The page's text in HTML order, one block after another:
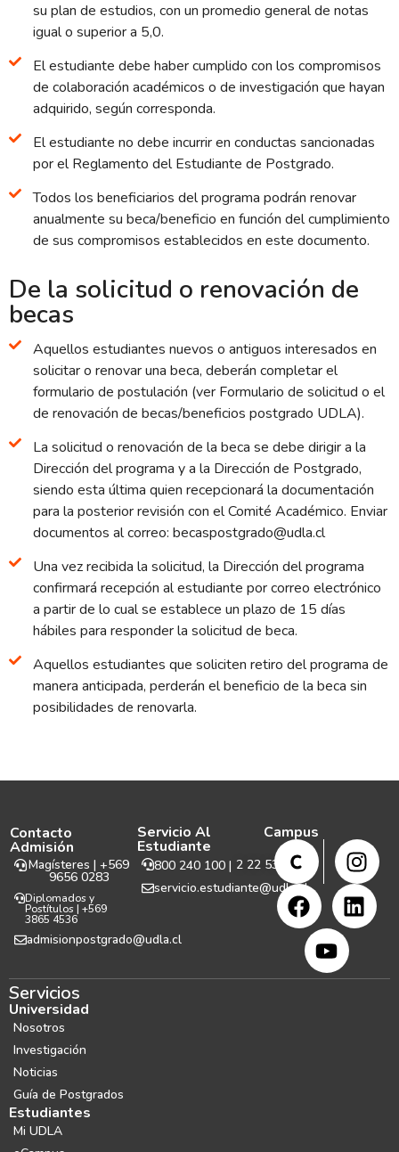
su plan de estudios, con un promedio general de notas
igual o superior a 5,0.
El estudiante debe haber cumplido con los compromisos
de colaboración académicos o de investigación que hayan
adquirido, según corresponda.
El estudiante no debe incurrir en conductas sancionadas
por el Reglamento del Estudiante de Postgrado.
Todos los beneficiarios del programa podrán renovar
anualmente su beca/beneficio en función del cumplimiento
de sus compromisos establecidos en este documento.
De la solicitud o renovación de
becas
Aquellos estudiantes nuevos o antiguos interesados en
solicitar o renovar una beca, deberán completar el
formulario de postulación (ver Formulario de solicitud o el
de renovación de becas/beneficios postgrado UDLA).
La solicitud o renovación de la beca se debe dirigir a la
Dirección del programa y a la Dirección de Postgrado,
siendo esta última quien recepcionará la documentación
para la posterior revisión con el Comité Académico. Enviar
documentos al correo: becaspostgrado@udla.cl
Una vez recibida la solicitud, la Dirección del programa
confirmará recepción al estudiante por correo electrónico
a partir de lo cual se establece un plazo de 15 días
hábiles para responder la solicitud de beca.
Aquellos estudiantes que soliciten retiro del programa de
manera anticipada, perderán el beneficio de la beca sin
posibilidades de renovarla.
Contacto
Admisión
Magísteres | +569
9656 0283
Diplomados y
Postítulos | +569
3865 4536
admisionpostgrado@udla.cl
Servicio Al
Estudiante
800 240 100 | 2 22 531 999
servicio.estudiante@udla.cl
Campus
Servicios
Universidad
Nosotros
Investigación
Noticias
Guía de Postgrados
Estudiantes
Mi UDLA